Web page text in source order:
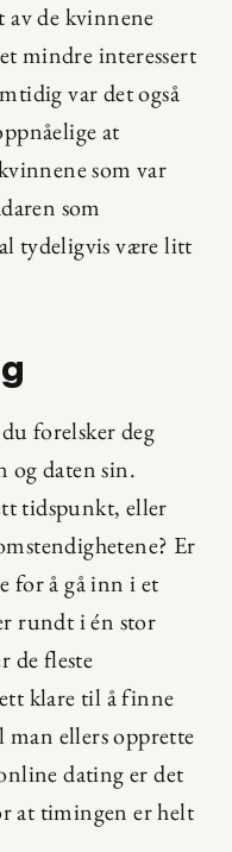
de kvinnene
mindre interessert
var det også
at
som var
som
tydeligvis være litt
forelsker deg
og daten sin.
tidspunkt, eller
Er
for å gå inn i et
rundt i én stor
de fleste
klare til å finne
man ellers opprette
dating er det
at timingen er helt